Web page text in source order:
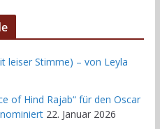
leiser Stimme) – von Leyla
of Hind Rajab“ für den Oscar
22. Januar 2026